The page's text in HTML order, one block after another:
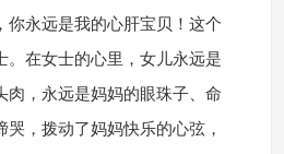
你永远是我的心肝宝贝！这个
。在女士的心里，女儿永远是
肉，永远是妈妈的眼珠子、命
，拨动了妈妈快乐的心弦，